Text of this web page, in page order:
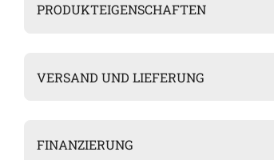
PRODUKTEIGENSCHAFTEN
VERSAND UND LIEFERUNG
FINANZIERUNG